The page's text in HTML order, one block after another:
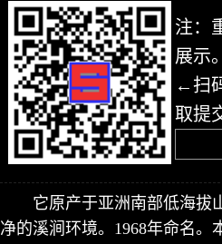
注：
展示。
←扫
取提
它原产于亚洲南部低海拔
净的溪涧环境。1968年命名。